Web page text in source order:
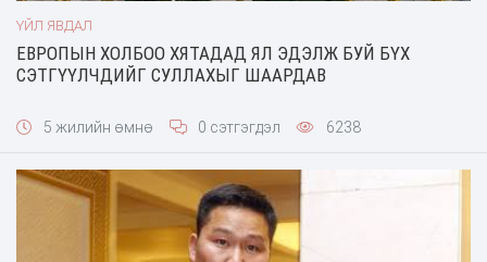
ҮЙЛ ЯВДАЛ
ЕВРОПЫН ХОЛБОО ХЯТАДАД ЯЛ ЭДЭЛЖ БУЙ БҮХ
СЭТГҮҮЛЧДИЙГ СУЛЛАХЫГ ШААРДАВ
5 жилийн өмнө 0 сэтгэгдэл 6238